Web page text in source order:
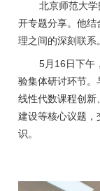
北京师范大
开专题分享。他
理之间的深刻联系
5月 16 日下午
验集体研讨环节
线性代数课程创新
建设等核心议题
识。